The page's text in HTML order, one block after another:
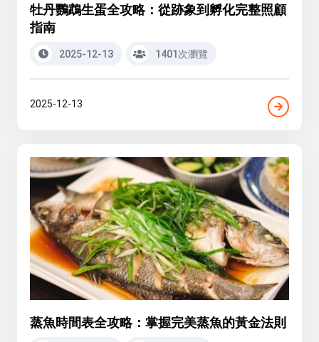
牡丹鸚鵡生蛋全攻略：從跡象到孵化完整照顧
指南
2025-12-13 1401次瀏覽
2025-12-13
蒸魚時間表全攻略：掌握完美蒸魚的黃金法則